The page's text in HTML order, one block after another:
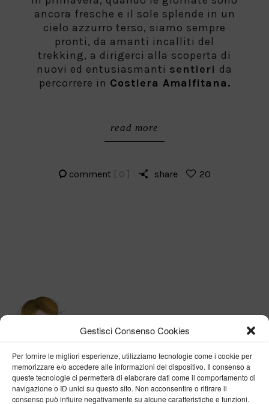
Gestisci Consenso Cookies
Per fornire le migliori esperienze, utilizziamo tecnologie come i cookie per
memorizzare e/o accedere alle informazioni del dispositivo. Il consenso a
queste tecnologie ci permetterà di elaborare dati come il comportamento di
navigazione o ID unici su questo sito. Non acconsentire o ritirare il
consenso può influire negativamente su alcune caratteristiche e funzioni.
ancora fresche e il sole splende in un
cielo azzurro terso, siamo sempre
pronti, da amanti incalliti del
trekking, a dirigerci alla scoperta di
nuovi ed entusiasmanti sentieri da
percorrere in Costiera Amalfitana.
read more
comment [ 0 ] share 20